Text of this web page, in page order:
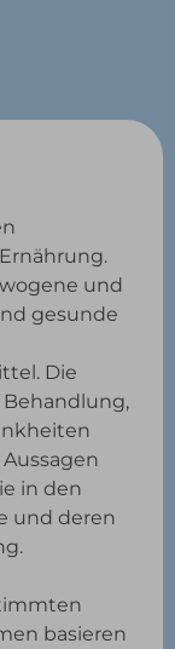
und
gesunde
Die
in den
und deren
basieren